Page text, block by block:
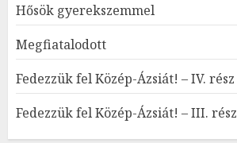
Hősök gyerekszemmel
Megfiatalodott
Fedezzük fel Közép-Ázsiát! – IV. rész
Fedezzük fel Közép-Ázsiát! – III. rész